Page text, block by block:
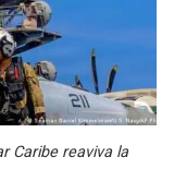
Caribe reaviva la